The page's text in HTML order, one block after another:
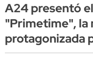
A24 presentó
"Primetime", la
protagonizada